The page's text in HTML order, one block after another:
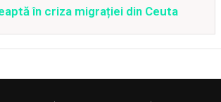
în criza migrației din Ceuta